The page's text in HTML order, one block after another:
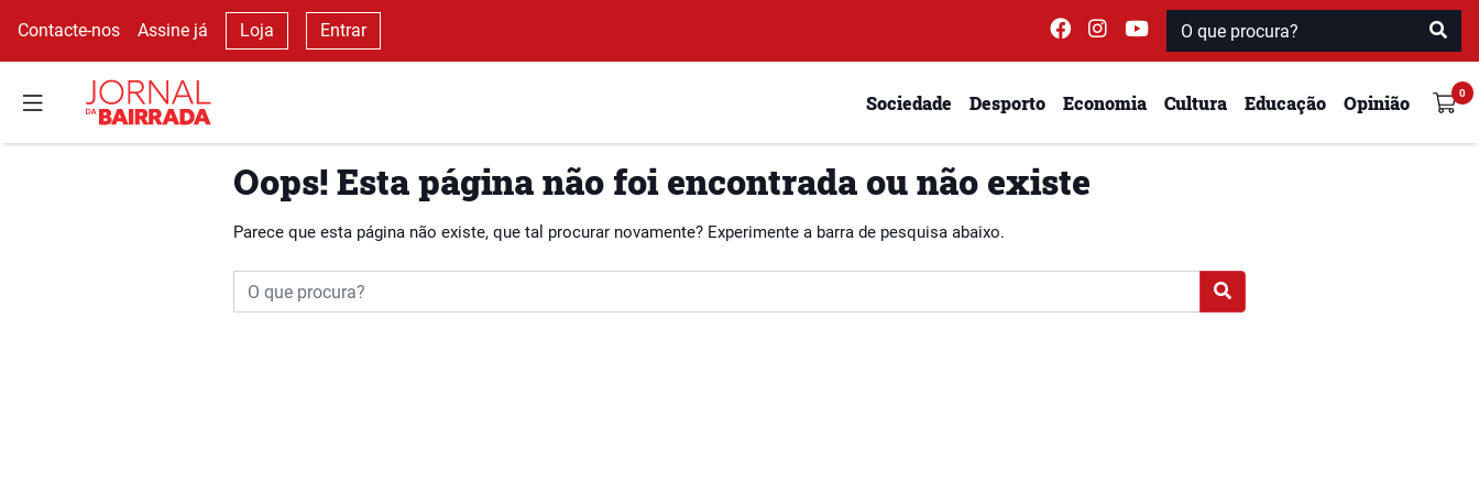
Contacte-nos Assine já Loja Entrar
Sociedade Desporto Economia Cultura Educação Opinião
Oops! Esta página não foi encontrada ou não existe
Parece que esta página não existe, que tal procurar novamente? Experimente a barra de pesquisa abaixo.